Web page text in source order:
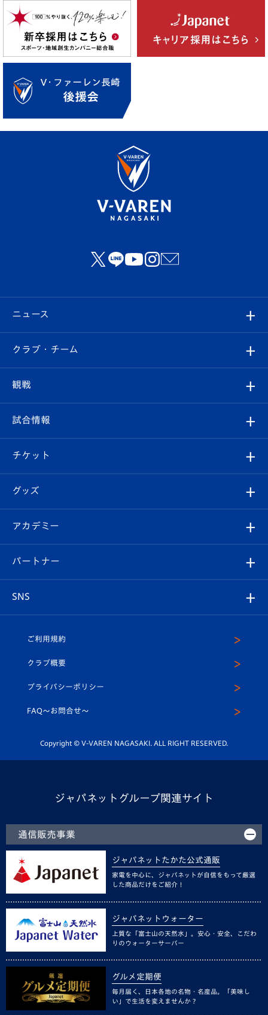
ニュース
すべて
クラブ
試合情報
チケット
イベント
メディア
ホームタウン
クラブ・チーム
クラブ概要
エンブレム紹介
スタッフプロフィール
マスコット紹介
平和祈念活動
ホームタウン活動
観戦
観戦ルール
はじめての観戦ガイド
Revive Team
ヴィヴィくんの長崎おもてなしガイド
試合情報
試合日程/結果
フォトギャラリー
スタジアムグルメ
チケット
チケット
V-LOVERS（ファンクラブ）
プレイヤーズスイート
グッズ
オンラインショップ
店舗情報
アカデミー
育成からのお知らせ
U-18
スクール
パートナー
SNS
ヴィヴィくんインスタグラム
公式LINE＠
ご利用規約
クラブ概要
プライバシーポリシー
FAQ〜お問合せ〜
Copyright © V-VAREN NAGASAKI. ALL RIGHT RESERVED.
ジャパネットグループ関連サイト
通信販売事業
ジャパネットたかた公式通販
家電を中心に、ジャパネットが自信をもって厳選
した商品だけをご紹介！
ジャパネットウォーター
上質な「富士山の天然水」。安心・安全、こだわ
りのウォーターサーバー
グルメ定期便
毎月届く、日本各地の名物・名産品。「美味し
い」で生活を変えませんか？